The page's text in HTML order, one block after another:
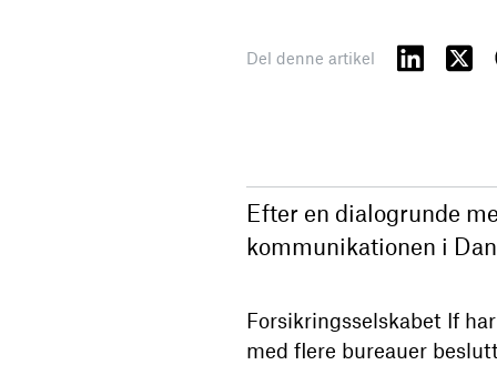
Del denne artikel
Efter en dialogrunde
kommunikationen i
Forsikringsselskabet If
med flere bureauer